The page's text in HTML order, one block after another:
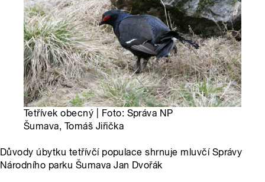
Tetřívek obecný | Foto: Správa NP
Šumava, Tomáš Jiřička
Důvody úbytku tetřívčí populace shrnuje mluvčí Správy
Národního parku Šumava Jan Dvořák